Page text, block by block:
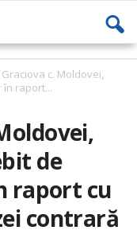
Graciova c. Moldovei,
raport...
de
raport cu
contrară